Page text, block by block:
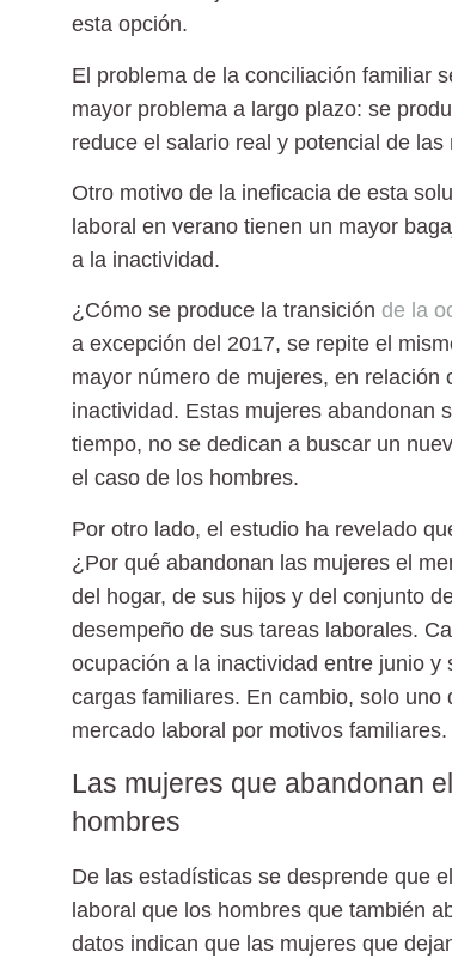
esta opción.
El problema de la conciliación familiar
mayor problema a largo plazo: se
reduce el salario real y potencial de
Otro motivo de la ineficacia de esta
laboral en verano tienen un mayor
a la inactividad.
¿Cómo se produce la transición de la
a excepción del 2017, se repite el
mayor número de mujeres, en
inactividad. Estas mujeres abandonan
tiempo, no se dedican a buscar un
el caso de los hombres.
Por otro lado, el estudio ha revelado
¿Por qué abandonan las mujeres el
del hogar, de sus hijos y del conjunto
desempeño de sus tareas laborales.
ocupación a la inactividad entre junio
cargas familiares. En cambio, solo
mercado laboral por motivos familiares.
Las mujeres que abandonan
hombres
De las estadísticas se desprende que
laboral que los hombres que también
datos indican que las mujeres que